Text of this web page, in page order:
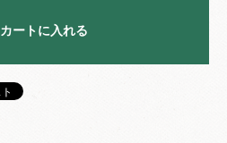
カートに入れる